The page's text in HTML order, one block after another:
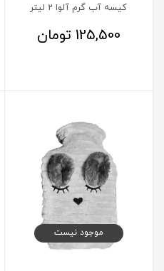
کیسه آب گرم آلوا 2 لیتر
125,500 تومان
موجود نیست